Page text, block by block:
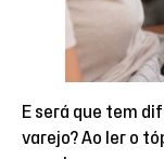
E será que tem
varejo? Ao ler o